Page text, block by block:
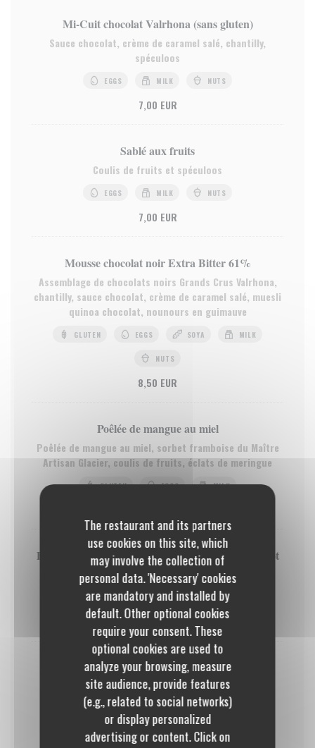
The restaurant and its partners
use cookies on this site, which
may involve the collection of
personal data. 'Necessary' cookies
are mandatory and installed by
default. Other optional cookies
require your consent. These
optional cookies are used to
analyze your browsing, measure
site audience, provide features
(e.g., related to social networks)
or display personalized
advertising or content. Click on
Mi-Cuit chocolat Valrhona (sans gluten)
Sauce chocolat, crème de caramel salé, chantilly,
spéculoos
EGGS MILK NUTS
7,00 EUR
Sablé aux fruits
Coulis de fruits et spéculoos
EGGS MILK NUTS
7,00 EUR
Mousse chocolat noir Extra Bitter 61%
Assemblage de chocolats noirs Grands Crus Valrhona,
chantilly, sauce chocolat, crème de caramel salé, muesli
quinoa chocolat, nounours en guimauve
GLUTEN EGGS SOYA MILK
NUTS
8,50 EUR
Poêlée de mangue au miel
Poêlée de mangue au miel, sorbet framboise du Maître
Artisan Glacier, coulis de fruits, éclats de meringue
GLUTEN EGGS MILK
Paris-Brest double crème, Praliné & Pistache pavot
Amandes grillées caramélisées
GLUTEN EGGS MILK
9,50 EUR
Dame Blanche
Glace vanille aux oeufs (3 boules) du Maître Glacier,
éclats de meringue, sauce chocolat, chantilly, muesli
quinoa chocolat
GLUTEN EGGS MILK